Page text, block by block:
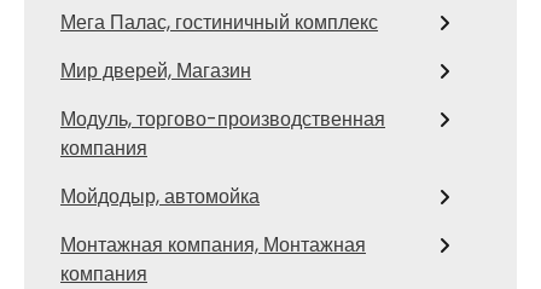
Мега Палас, гостиничный комплекс
Мир дверей, Магазин
Модуль, торгово-производственная
компания
Мойдодыр, автомойка
Монтажная компания, Монтажная
компания